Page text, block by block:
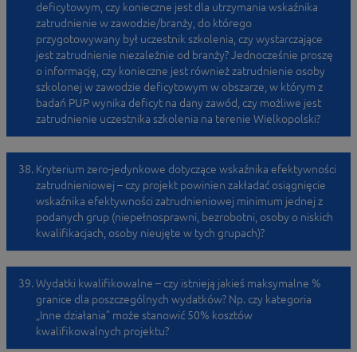
deficytowym, czy konieczne jest dla utrzymania wskaźnika
zatrudnienie w zawodzie/branży, do którego
przygotowywany był uczestnik szkolenia, czy wystarczające
jest zatrudnienie niezależnie od branży? Jednocześnie proszę
o informację, czy konieczne jest również zatrudnienie osoby
szkolonej w zawodzie deficytowym w obszarze, w którym z
badań PUP wynika deficyt na dany zawód, czy możliwe jest
zatrudnienie uczestnika szkolenia na terenie Wielkopolski?
Kryterium zero-jedynkowe dotyczące wskaźnika efektywności
zatrudnieniowej – czy projekt powinien zakładać osiągnięcie
wskaźnika efektywności zatrudnieniowej minimum jednej z
podanych grup (niepełnosprawni, bezrobotni, osoby o niskich
kwalifikacjach, osoby nieujęte w tych grupach)?
Wydatki kwalifikowalne – czy istnieją jakieś maksymalne %
granice dla poszczególnych wydatków? Np. czy kategoria
„Inne działania” może stanowić 50% kosztów
kwalifikowalnych projektu?